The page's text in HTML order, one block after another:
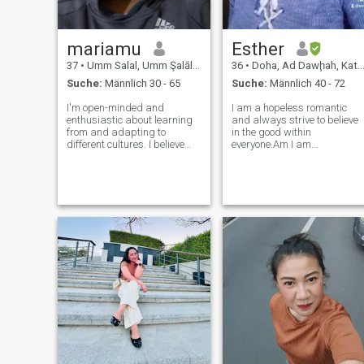
mariamu
37 • Umm Salal, Umm Şalāl, Katar
Suche: Männlich 30 - 65
I'm open-minded and
enthusiastic about learning
from and adapting to
different cultures. I believe
perspectives, and create a
more interesting and
dynamic r
Esther
36 • Doha, Ad Dawḩah, Katar
Suche: Männlich 40 - 72
I am a hopeless romantic
and always strive to believe
in the good within
everyone.Am I am
experiences and is a good
and open communicator.